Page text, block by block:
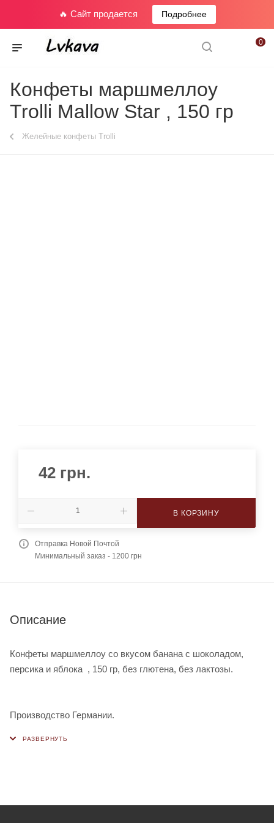
🔥 Сайт продается Подробнее
0
Конфеты маршмеллоу
Trolli Mallow Star , 150 гр
Желейные конфеты Trolli
42 грн.
В КОРЗИНУ
Отправка Новой Почтой
Минимальный заказ - 1200 грн
Описание
Конфеты маршмеллоу со вкусом банана с шоколадом,
персика и яблока , 150 гр, без глютена, без лактозы.
Производство Германии.